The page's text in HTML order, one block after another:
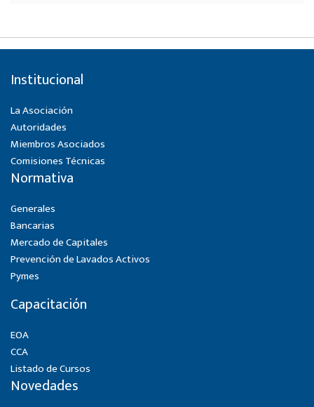
Institucional
La Asociación
Autoridades
Miembros Asociados
Comisiones Técnicas
Normativa
Generales
Bancarias
Mercado de Capitales
Prevención de Lavados Activos
Pymes
Capacitación
EOA
CCA
Listado de Cursos
Novedades